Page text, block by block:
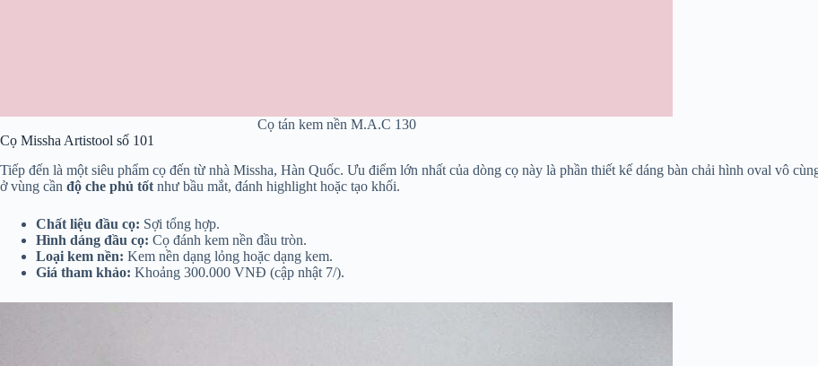
Cọ tán kem nền M.A.C 130
Cọ Missha Artistool số 101
Tiếp đến là một siêu phẩm cọ đến từ nhà Missha, Hàn Quốc. Ưu điểm lớn nhất của dòng cọ này là phần thiết kế dáng bàn chải hình oval vô
ở vùng cần độ che phủ tốt như bầu mắt, đánh highlight hoặc tạo khối.
Chất liệu đầu cọ: Sợi tổng hợp.
Hình dáng đầu cọ: Cọ đánh kem nền đầu tròn.
Loại kem nền: Kem nền dạng lỏng hoặc dạng kem.
Giá tham khảo: Khoảng 300.000 VNĐ (cập nhật 7/).